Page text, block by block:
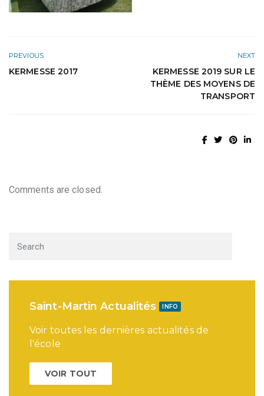
PREVIOUS
KERMESSE 2017
NEXT
KERMESSE 2019 SUR LE
THÈME DES MOYENS DE
TRANSPORT
Comments are closed.
Saint-Martin Actualités INFO
Voir toutes les dernières actualités de
l'école
VOIR TOUT